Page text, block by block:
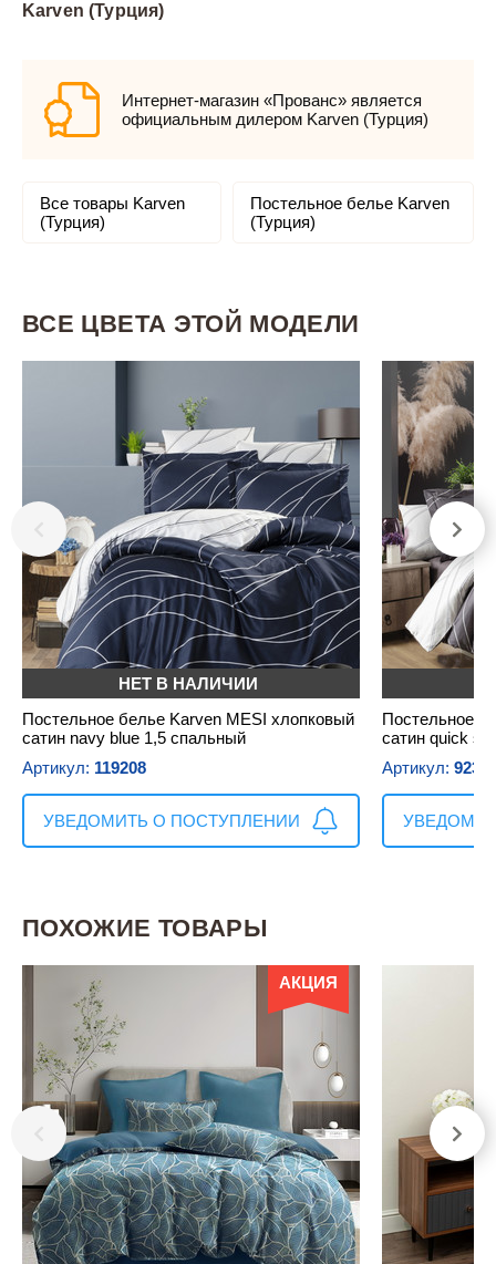
Karven (Турция)
Интернет-магазин «Прованс» является
официальным дилером Karven (Турция)
Все товары Karven
(Турция)
Постельное белье Karven
(Турция)
ВСЕ ЦВЕТА ЭТОЙ МОДЕЛИ
НЕТ В НАЛИЧИИ
Постельное белье Karven MESI хлопковый
сатин navy blue 1,5 спальный
Артикул: 119208
УВЕДОМИТЬ О ПОСТУПЛЕНИИ
Постельное
сатин quick
Артикул:
ПОХОЖИЕ ТОВАРЫ
АКЦИЯ